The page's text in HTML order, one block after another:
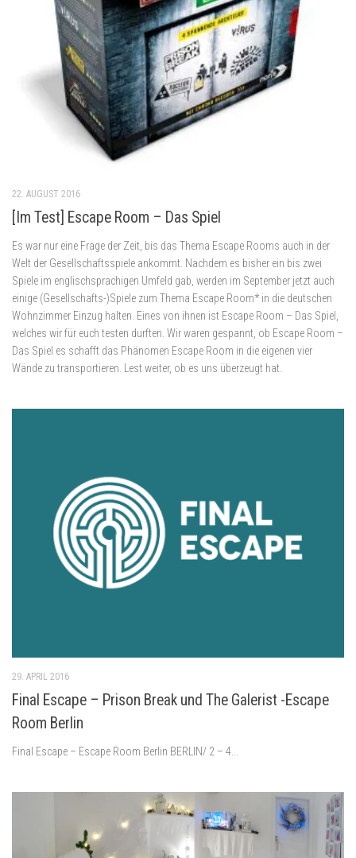
22. AUGUST 2016
[Im Test] Escape Room – Das Spiel
Es war nur eine Frage der Zeit, bis das Thema Escape Rooms auch in der
Welt der Gesellschaftsspiele ankommt. Nachdem es bisher ein bis zwei
Spiele im englischsprachigen Umfeld gab, werden im September jetzt auch
einige (Gesellschafts-)Spiele zum Thema Escape Room* in die deutschen
Wohnzimmer Einzug halten. Eines von ihnen ist Escape Room – Das Spiel,
welches wir für euch testen durften. Wir waren gespannt, ob Escape Room –
Das Spiel es schafft das Phänomen Escape Room in die eigenen vier
Wände zu transportieren. Lest weiter, ob es uns überzeugt hat.
29. APRIL 2016
Final Escape – Prison Break und The Galerist -Escape
Room Berlin​
Final Escape – Escape Room Berlin BERLIN/ 2 – 4...